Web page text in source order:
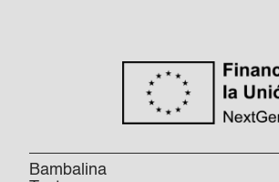
Bambalina